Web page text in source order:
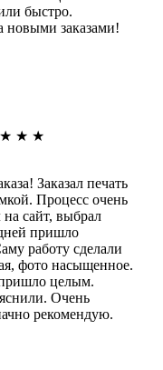
быстро.
новыми заказами!
★ ★ ★
Заказал печать
Процесс очень
на сайт, выбрал
пришло
работу сделали
фото насыщенное.
целым.
Очень
рекомендую.